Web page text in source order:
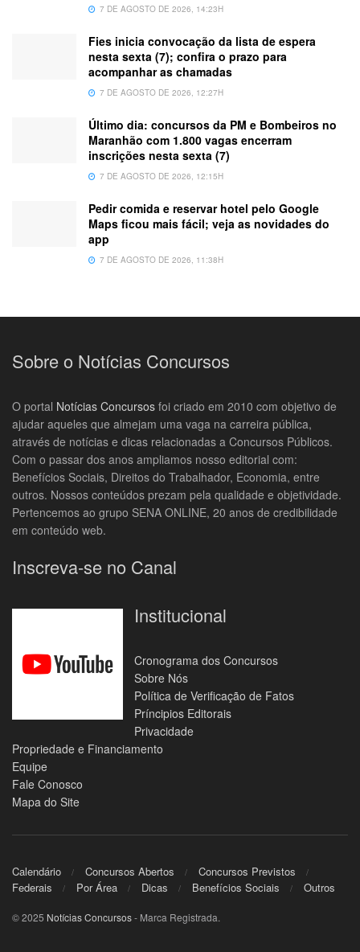
7 DE AGOSTO DE 2026, 14:23H
Fies inicia convocação da lista de espera
nesta sexta (7); confira o prazo para
acompanhar as chamadas
7 DE AGOSTO DE 2026, 12:27H
Último dia: concursos da PM e Bombeiros no
Maranhão com 1.800 vagas encerram
inscrições nesta sexta (7)
7 DE AGOSTO DE 2026, 12:15H
Pedir comida e reservar hotel pelo Google
Maps ficou mais fácil; veja as novidades do
app
7 DE AGOSTO DE 2026, 11:38H
Sobre o Notícias Concursos
O portal Notícias Concursos foi criado em 2010 com objetivo de
ajudar aqueles que almejam uma vaga na carreira pública,
através de notícias e dicas relacionadas a Concursos Públicos.
Com o passar dos anos ampliamos nosso editorial com:
Benefícios Sociais, Direitos do Trabalhador, Economia, entre
outros. Nossos conteúdos prezam pela qualidade e objetividade.
Pertencemos ao grupo SENA ONLINE, 20 anos de credibilidade
em conteúdo web.
Inscreva-se no Canal
Institucional
Cronograma dos Concursos
Sobre Nós
Política de Verificação de Fatos
Príncipios Editorais
Privacidade
Propriedade e Financiamento
Equipe
Fale Conosco
Mapa do Site
Calendário Concursos Abertos
Concursos Previstos
Federais
Por Área Dicas Benefícios Sociais Outros
© 2025 Notícias Concursos- Marca Registrada.